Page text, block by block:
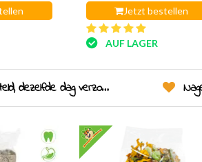
Jetzt bestellen
AUF LAGER
dezelfde dag verzonden!